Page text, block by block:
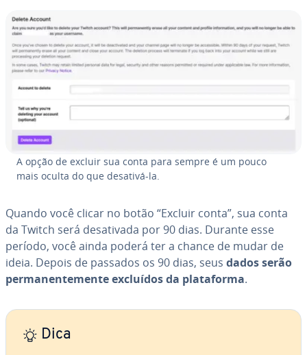
A opção de excluir sua conta para sempre é um pouco
mais oculta do que desativá-la.
Quando você clicar no botão “Excluir conta”, sua conta
da Twitch será de­sa­ti­vada por 90 dias. Durante esse
período, você ainda poderá ter a chance de mudar de
ideia. Depois de passados os 90 dias, seus dados serão
per­ma­nen­te­mente excluídos da pla­ta­forma.
Dica